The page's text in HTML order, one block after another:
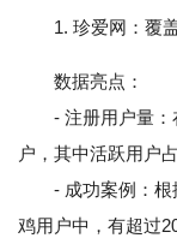
1. 珍爱网：覆
数据亮点：
- 注册用户量：
户，其中活跃用户
- 成功案例：根
鸡用户中，有超过